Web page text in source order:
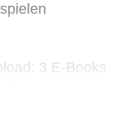
3 E-Books